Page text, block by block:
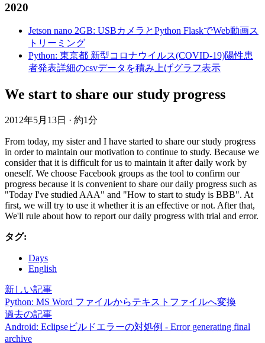
2020
Jetson nano 2GB: USBカメラとPython FlaskでWeb動画ス
トリーミング
Python: 東京都 新型コロナウイルス(COVID-19)陽性患
者発表詳細のcsvデータを積み上げグラフ表示
We start to share our study progress
2012年5月13日 · 約1分
From today, my sister and I have started to share our study progress
in order to maintain our motivation to continue to study. Because we
consider that it is difficult for us to maintain it after daily work by
oneself. We choose Facebook groups as the tool to confirm our
progress because it is convenient to share our daily progress such as
"Today I've studied AAA" and "How to start to study is BBB". At
first, we will try to use it whether it is an effective or not. After that,
We'll rule about how to report our daily progress with trial and error.
タグ:
Days
English
新しい記事
Python: MS Word ファイルからテキストファイルへ変換
過去の記事
Android: Eclipseビルドエラーの対処例 - Error generating final
archive